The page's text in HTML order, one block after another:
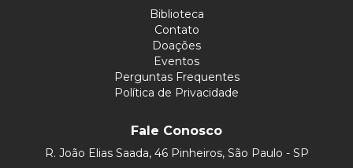
Biblioteca
Contato
Doações
Eventos
Perguntas Frequentes
Política de Privacidade
Fale Conosco
R. João Elias Saada, 46 Pinheiros, São Paulo - SP